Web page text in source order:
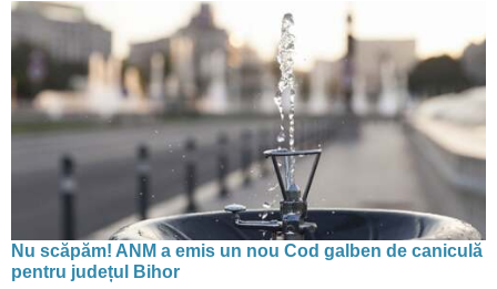
Nu scăpăm! ANM a emis un nou Cod galben de caniculă
pentru județul Bihor